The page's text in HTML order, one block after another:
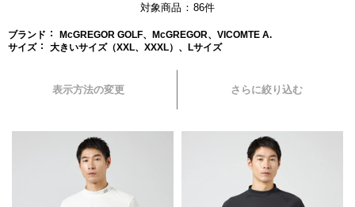
対象商品 86件
ブランド
McGREGOR GOLF、McGREGOR、VICOMTE A.
サイズ
大きいサイズ（XXL、XXXL）、Lサイズ
表示方法の変更 さらに絞り込む